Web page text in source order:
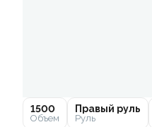
1500
Объем
Правый руль
Руль